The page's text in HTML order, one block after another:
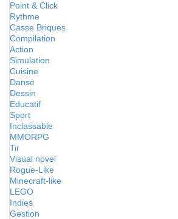
Point & Click
Rythme
Casse Briques
Compilation
Action
Simulation
Cuisine
Danse
Dessin
Educatif
Sport
Inclassable
MMORPG
Tir
Visual novel
Rogue-Like
Minecraft-like
LEGO
Indies
Gestion